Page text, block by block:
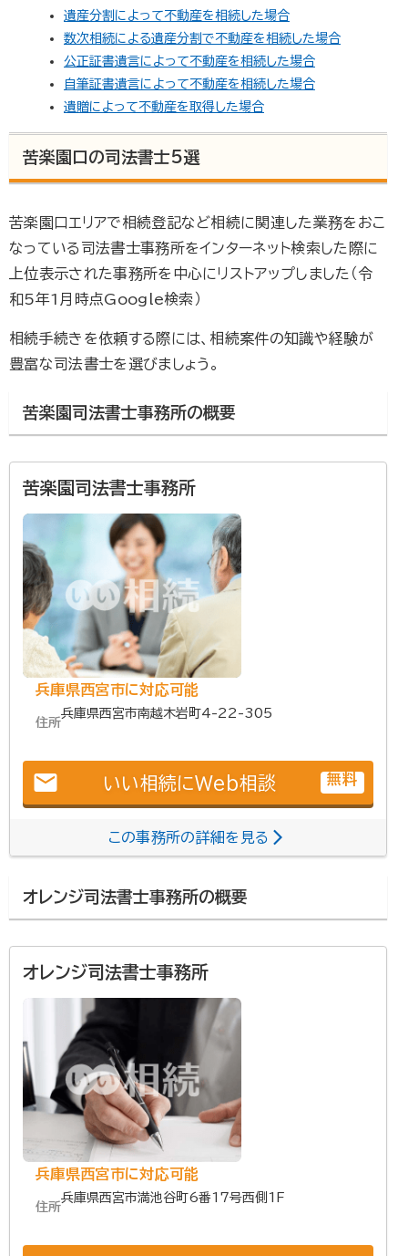
遺産分割によって不動産を相続した場合
数次相続による遺産分割で不動産を相続した場合
公正証書遺言によって不動産を相続した場合
自筆証書遺言によって不動産を相続した場合
遺贈によって不動産を取得した場合
苦楽園口の司法書士5選
苦楽園口エリアで相続登記など相続に関連した業務をおこ
なっている司法書士事務所をインターネット検索した際に
上位表示された事務所を中心にリストアップしました（令
和5年1月時点Google検索）
相続手続きを依頼する際には、相続案件の知識や経験が
豊富な司法書士を選びましょう。
苦楽園司法書士事務所の概要
苦楽園司法書士事務所
兵庫県西宮市に対応可能
住所
兵庫県西宮市南越木岩町4-22-305
email いい相続にWeb相談 無料
この事務所の詳細を見る
オレンジ司法書士事務所の概要
オレンジ司法書士事務所
兵庫県西宮市に対応可能
住所
兵庫県西宮市満池谷町6番17号西側1F